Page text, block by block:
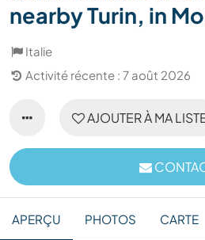
nearby Turin, in
Italie
Activité récente : 7 août 2026
AJOUTER À MA
APERÇU PHOTOS CARTE